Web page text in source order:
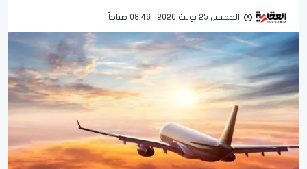
الخميس 25 يونية 2026 | 08:46 صباحاً